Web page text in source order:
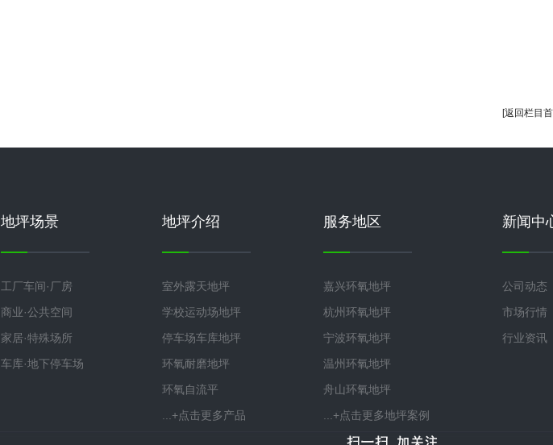
[返回栏目
地坪场景
工厂车间·厂房
商业·公共空间
家居·特殊场所
车库·地下停车场
地坪介绍
室外露天地坪
学校运动场地坪
停车场车库地坪
环氧耐磨地坪
环氧自流平
...+点击更多产品
服务地区
嘉兴环氧地坪
杭州环氧地坪
宁波环氧地坪
温州环氧地坪
舟山环氧地坪
...+点击更多地坪案例
新闻中
公司动态
市场行情
行业资讯